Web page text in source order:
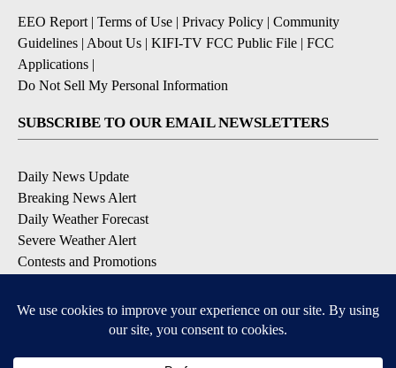
EEO Report| Terms of Use | Privacy Policy | Community
Guidelines | About Us | KIFI-TV FCC Public File | FCC
Applications |
Do Not Sell My Personal Information
SUBSCRIBE TO OUR EMAIL NEWSLETTERS
Daily News Update
Breaking News Alert
Daily Weather Forecast
Severe Weather Alert
Contests and Promotions